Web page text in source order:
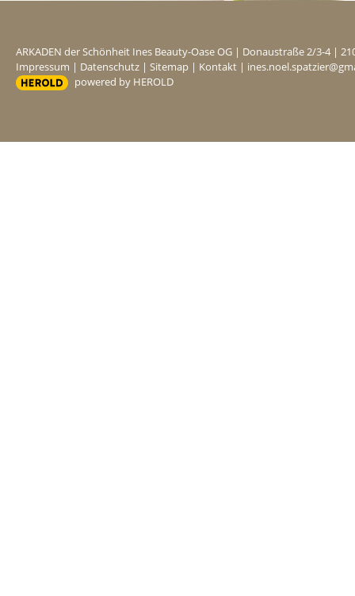
ARKADEN der Schönheit Ines Beauty-Oase OG | Donaustraße 2/3-4 |
Impressum | Datenschutz | Sitemap | Kontakt |
powered by HEROLD